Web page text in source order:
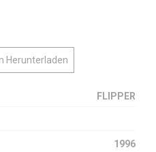
Herunterladen
FLIPPER
1996